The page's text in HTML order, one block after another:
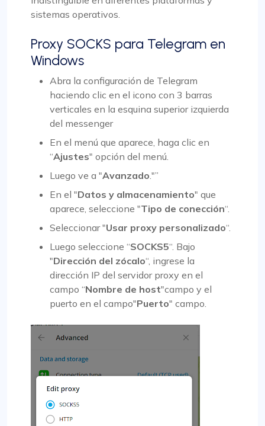
sistemas operativos.
Proxy SOCKS para Telegram en
Windows
Abra la configuración de Telegram
haciendo clic en el icono con 3 barras
verticales en la esquina superior izquierda
del messenger
En el menú que aparece, haga clic en
“Ajustes" opción del menú.
Luego ve a "Avanzado ."”
En el "Datos y almacenamiento" que
aparece, seleccione "Tipo de conección“.
Seleccionar "Usar proxy personalizado“.
Luego seleccione “SOCKS5“. Bajo
"Dirección del zócalo“, ingrese la
dirección IP del servidor proxy en el
campo “Nombre de host"campo y el
puerto en el campo"Puerto" campo.